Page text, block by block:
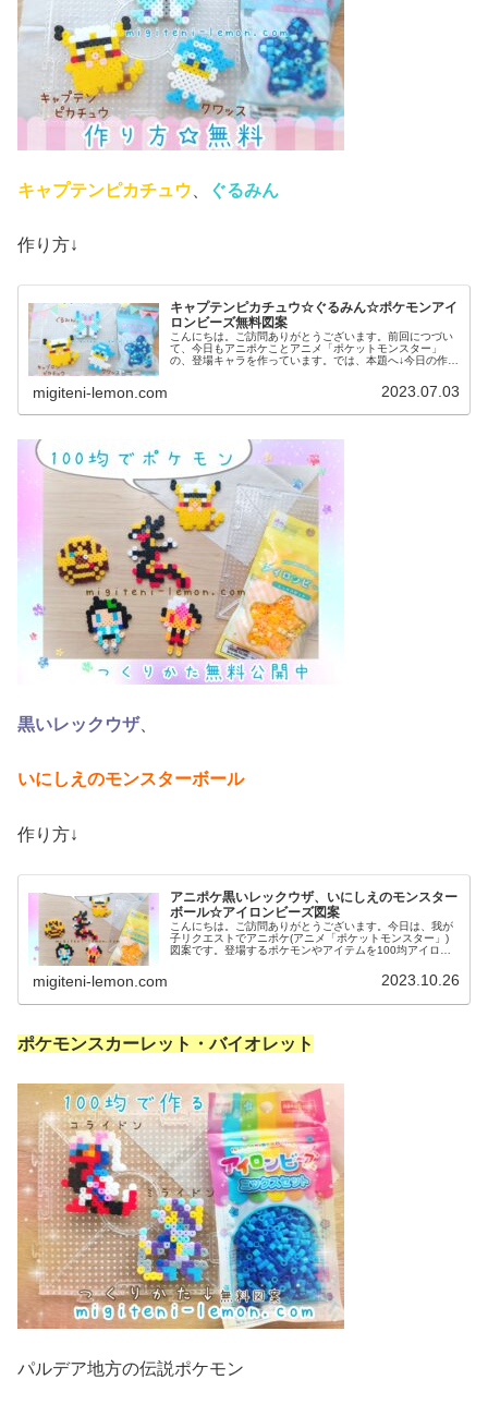
キャプテンピカチュウ ぐるみん
作り方↓
キャプテンピカチュウ☆ぐるみん☆ポケモンアイ
ロンビーズ無料図案
こんにちは。ご訪問ありがとうございます。前回につづい
て、今日もアニポケことアニメ「ポケットモンスター」
の、登場キャラを作っています。では、本題へ↓今日の作品
migiteni-lemon.com 2023.07.03
黒いレックウザ、
いにしえのモンスターボール
作り方↓
アニポケ黒いレックウザ、いにしえのモンスター
ボール☆アイロンビーズ図案
こんにちは。ご訪問ありがとうございます。今日は、我が
子リクエストでアニポケ(アニメ「ポケットモンスター」)
図案です。登場するポケモンやアイテムを100均アイロン
migiteni-lemon.com 2023.10.26
ポケモンスカーレット・バイオレット
パルデア地方の伝説ポケモン